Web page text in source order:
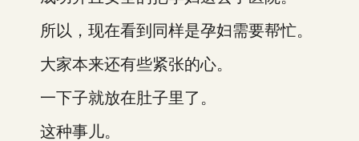
所以，现在看到同样是孕妇需要帮忙。
大家本来还有些紧张的心。
一下子就放在肚子里了。
这种事儿。